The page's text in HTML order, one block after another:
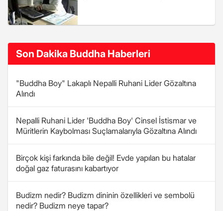
Son Dakika Buddha Haberleri
"Buddha Boy" Lakaplı Nepalli Ruhani Lider Gözaltına
Alındı
Nepalli Ruhani Lider 'Buddha Boy' Cinsel İstismar ve
Müritlerin Kaybolması Suçlamalarıyla Gözaltına Alındı
Birçok kişi farkında bile değil! Evde yapılan bu hatalar
doğal gaz faturasını kabartıyor
Budizm nedir? Budizm dininin özellikleri ve sembolü
nedir? Budizm neye tapar?